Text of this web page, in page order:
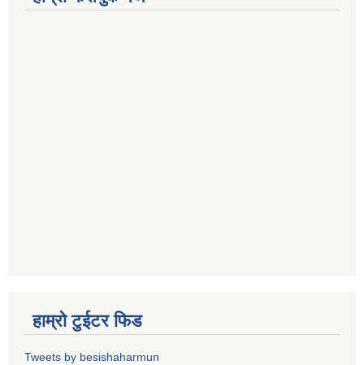
हाम्रो टुईटर फिड
Tweets by besishaharmun